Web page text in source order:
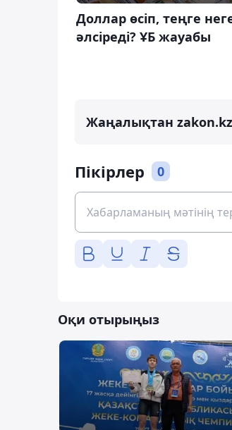
Доллар өсіп, теңге
әлсіреді? ҰБ жауабы
Жаңалықтан
Пікірлер 0
Оқи отырыңыз